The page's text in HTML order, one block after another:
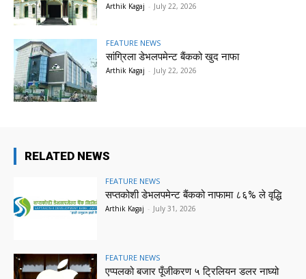
Arthik Kagaj - July 22, 2026
FEATURE NEWS
सांग्रिला डेभलपमेन्ट बैंकको खुद नाफा
Arthik Kagaj - July 22, 2026
RELATED NEWS
FEATURE NEWS
सप्तकोशी डेभलपमेन्ट बैंकको नाफामा ८६% ले वृद्धि
Arthik Kagaj - July 31, 2026
FEATURE NEWS
एप्पलको बजार पूँजीकरण ५ ट्रिलियन डलर नाघ्यो